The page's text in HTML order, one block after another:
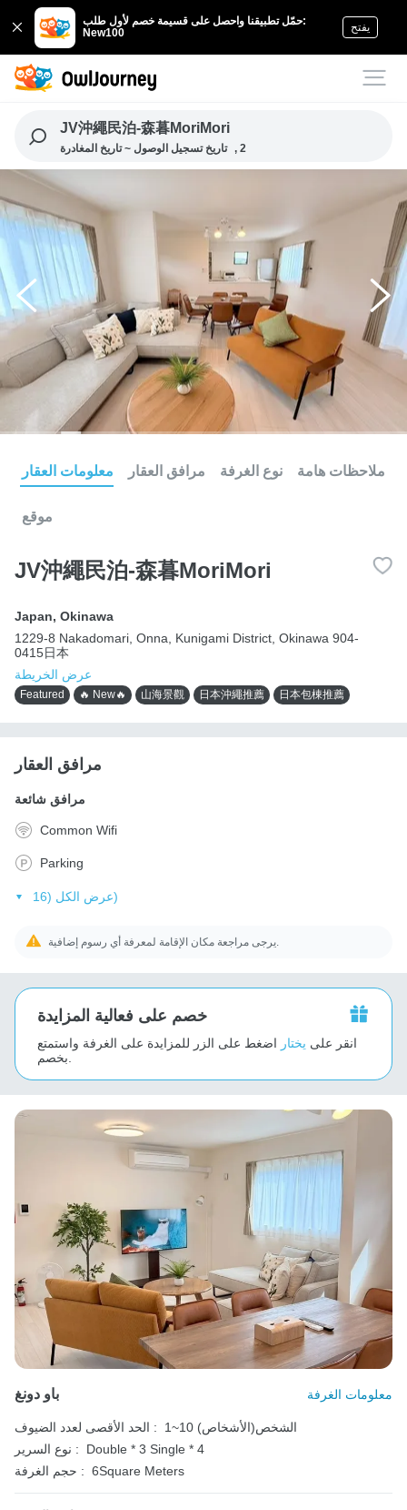
حمّل تطبيقنا واحصل على قسيمة خصم لأول طلب:
New100
يفتح
JV沖繩民泊-森暮MoriMori
تاريخ تسجيل الوصول ~ تاريخ المغادرة , 2
معلومات العقار مرافق العقار نوع الغرفة ملاحظات هامة
موقع
JV沖繩民泊-森暮MoriMori
Japan, Okinawa
1229-8 Nakadomari, Onna, Kunigami District, Okinawa 904-
0415日本
عرض الخريطة
Featured 🔥 New🔥 山海景觀 日本沖繩推薦 日本包棟推薦
مرافق العقار
مرافق شائعة
Common Wifi
Parking
عرض الكل (16)
خصم على فعالية المزايدة
انقر على يختار اضغط على الزر للمزايدة على الغرفة واستمتع
باو دونغ معلومات الغرفة
الحد الأقصى لعدد الضيوف :
1~10 الشخص(الأشخاص)
نوع السرير :
Double * 3 Single * 4
حجم الغرفة : 6Square Meters